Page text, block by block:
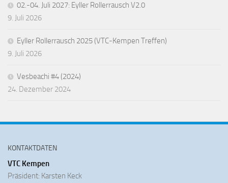
02.-04. Juli 2027: Eyller Rollerrausch V2.0
9. Juli 2026
Eyller Rollerrausch 2025 (VTC-Kempen Treffen)
9. Juli 2026
Vesbeachi #4 (2024)
24. Dezember 2024
KONTAKTDATEN
VTC Kempen
Präsident: Karsten Keck